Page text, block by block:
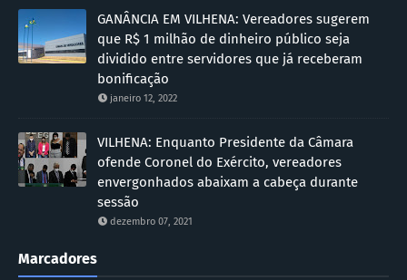
GANÂNCIA EM VILHENA: Vereadores sugerem
que R$ 1 milhão de dinheiro público seja
dividido entre servidores que já receberam
bonificação
janeiro 12, 2022
VILHENA: Enquanto Presidente da Câmara
ofende Coronel do Exército, vereadores
envergonhados abaixam a cabeça durante
sessão
dezembro 07, 2021
Marcadores